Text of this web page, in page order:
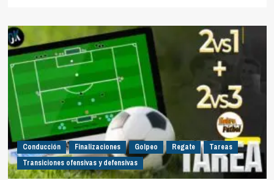
Conducción Finalizaciones Golpeo Regate
Tareas
Transiciones ofensivas y defensivas